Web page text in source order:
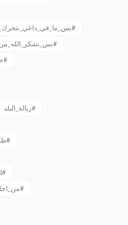
بس_ما_في_داعي_نتحرك_البلد_ماشي_وعاجقة_عفسوح#
بس_نشكر_الله_من_عنا_التبولة_والحمص_بطحينة#
حرامي_الشعب#
زبالة_البلد#
طلعت_ريحتكم ووصلت عالمريخ#
ليش_في_احلى_من_خرا_لبنان#
من_اجل_لبنان_جديد#